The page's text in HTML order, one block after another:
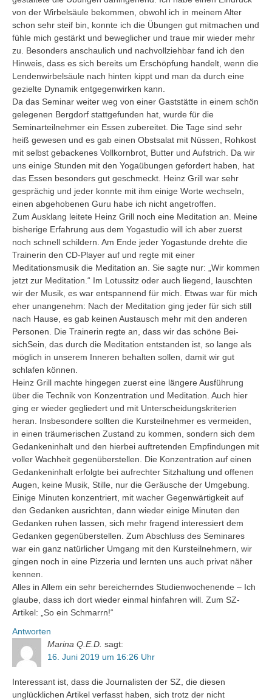
von der Wirbelsäule bekommen, obwohl ich in meinem Alter
schon sehr steif bin, konnte ich die Übungen gut mitmachen und
fühle mich gestärkt und beweglicher und traue mir wieder mehr
zu. Besonders anschaulich und nachvollziehbar fand ich den
Hinweis, dass es sich bereits um Erschöpfung handelt, wenn die
Lendenwirbelsäule nach hinten kippt und man da durch eine
gezielte Dynamik entgegenwirken kann.
Da das Seminar weiter weg von einer Gaststätte in einem schön
gelegenen Bergdorf stattgefunden hat, wurde für die
Seminarteilnehmer ein Essen zubereitet. Die Tage sind sehr
heiß gewesen und es gab einen Obstsalat mit Nüssen, Rohkost
mit selbst gebackenes Vollkornbrot, Butter und Aufstrich. Da wir
uns einige Stunden mit den Yogaübungen gefordert haben, hat
das Essen besonders gut geschmeckt. Heinz Grill war sehr
gesprächig und jeder konnte mit ihm einige Worte wechseln,
einen abgehobenen Guru habe ich nicht angetroffen.
Zum Ausklang leitete Heinz Grill noch eine Meditation an. Meine
bisherige Erfahrung aus dem Yogastudio will ich aber zuerst
noch schnell schildern. Am Ende jeder Yogastunde drehte die
Trainerin den CD-Player auf und regte mit einer
Meditationsmusik die Meditation an. Sie sagte nur: „Wir kommen
jetzt zur Meditation.“ Im Lotussitz oder auch liegend, lauschten
wir der Musik, es war entspannend für mich. Etwas war für mich
eher unangenehm: Nach der Meditation ging jeder für sich still
nach Hause, es gab keinen Austausch mehr mit den anderen
Personen. Die Trainerin regte an, dass wir das schöne Bei-
sichSein, das durch die Meditation entstanden ist, so lange als
möglich in unserem Inneren behalten sollen, damit wir gut
schlafen können.
Heinz Grill machte hingegen zuerst eine längere Ausführung
über die Technik von Konzentration und Meditation. Auch hier
ging er wieder gegliedert und mit Unterscheidungskriterien
heran. Insbesondere sollten die Kursteilnehmer es vermeiden,
in einen träumerischen Zustand zu kommen, sondern sich dem
Gedankeninhalt und den hierbei auftretenden Empfindungen mit
voller Wachheit gegenüberstellen. Die Konzentration auf einen
Gedankeninhalt erfolgte bei aufrechter Sitzhaltung und offenen
Augen, keine Musik, Stille, nur die Geräusche der Umgebung.
Einige Minuten konzentriert, mit wacher Gegenwärtigkeit auf
den Gedanken ausrichten, dann wieder einige Minuten den
Gedanken ruhen lassen, sich mehr fragend interessiert dem
Gedanken gegenüberstellen. Zum Abschluss des Seminares
war ein ganz natürlicher Umgang mit den Kursteilnehmern, wir
gingen noch in eine Pizzeria und lernten uns auch privat näher
kennen.
Alles in Allem ein sehr bereicherndes Studienwochenende – Ich
glaube, dass ich dort wieder einmal hinfahren will. Zum SZ-
Artikel: „So ein Schmarrn!“
Antworten
Marina Q.E.D. sagt:
16. Juni 2019 um 16:26 Uhr
Interessant ist, dass die Journalisten der SZ, die diesen
unglücklichen Artikel verfasst haben, sich trotz der nicht